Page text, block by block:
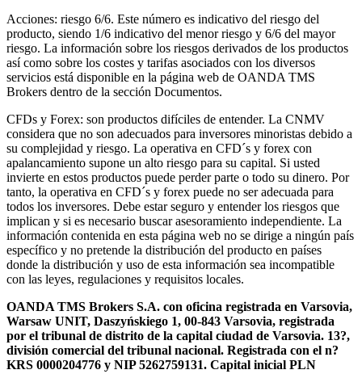
Acciones: riesgo 6/6. Este número es indicativo del riesgo del
producto, siendo 1/6 indicativo del menor riesgo y 6/6 del mayor
riesgo. La información sobre los riesgos derivados de los productos
así como sobre los costes y tarifas asociados con los diversos
servicios está disponible en la página web de OANDA TMS
Brokers dentro de la sección Documentos.
CFDs y Forex: son productos difíciles de entender. La CNMV
considera que no son adecuados para inversores minoristas debido a
su complejidad y riesgo. La operativa en CFD´s y forex con
apalancamiento supone un alto riesgo para su capital. Si usted
invierte en estos productos puede perder parte o todo su dinero. Por
tanto, la operativa en CFD´s y forex puede no ser adecuada para
todos los inversores. Debe estar seguro y entender los riesgos que
implican y si es necesario buscar asesoramiento independiente. La
información contenida en esta página web no se dirige a ningún país
específico y no pretende la distribución del producto en países
donde la distribución y uso de esta información sea incompatible
con las leyes, regulaciones y requisitos locales.
OANDA TMS Brokers S.A. con oficina registrada en Varsovia,
Warsaw UNIT, Daszyńskiego 1, 00-843 Varsovia, registrada
por el tribunal de distrito de la capital ciudad de Varsovia. 13?,
división comercial del tribunal nacional. Registrada con el n?
KRS 0000204776 y NIP 5262759131. Capital inicial PLN